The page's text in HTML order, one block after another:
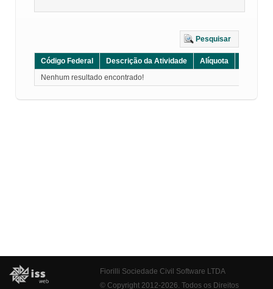
Pesquisar
Código Federal Descrição da Atividade Alíquota
Nenhum resultado encontrado!
Fiorilli Sociedade Civil Software LTDA
© Copyright 2012-2026. Todos os Direitos